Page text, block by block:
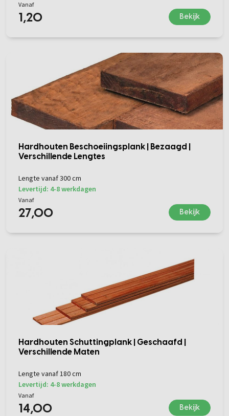
Vanaf
1,20 Bekijk
Hardhouten Beschoeiingsplank | Bezaagd |
Verschillende Lengtes
Lengte vanaf 300 cm
Levertijd: 4-8 werkdagen
Vanaf
27,00 Bekijk
Hardhouten Schuttingplank | Geschaafd |
Verschillende Maten
Lengte vanaf 180 cm
Levertijd: 4-8 werkdagen
Vanaf
14,00 Bekijk